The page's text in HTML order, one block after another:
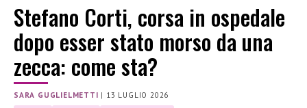
Stefano Corti, corsa in ospedale
dopo esser stato morso da una
zecca: come sta?
SARA GUGLIELMETTI | 13 LUGLIO 2026